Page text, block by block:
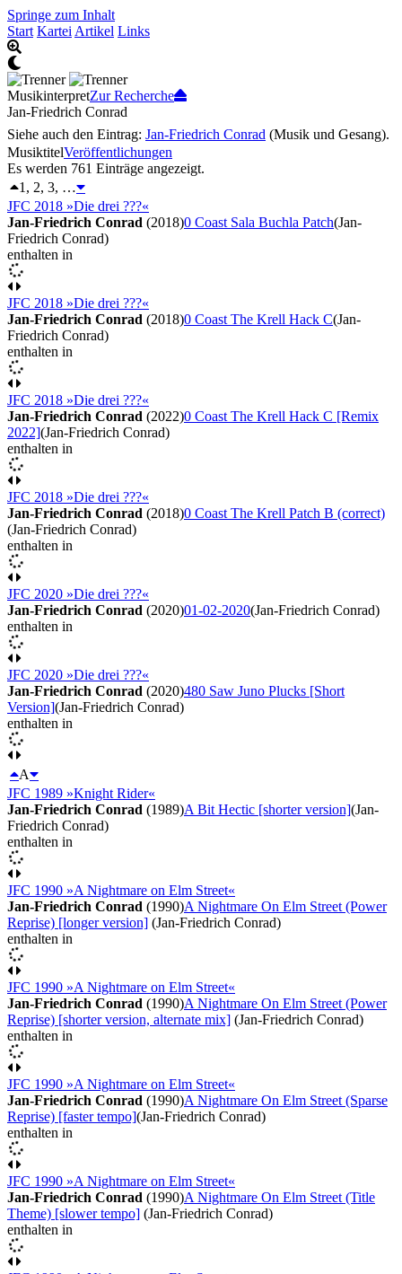
Springe zum Inhalt
Start Kartei Artikel Links
MusikinterpretZur Recherche
Jan-Friedrich Conrad
Siehe auch den Eintrag: Jan-Friedrich Conrad (Musik und Gesang).
MusiktitelVeröffentlichungen
Es werden 761 Einträge angezeigt.
1, 2, 3, …
JFC 2018 »Die drei ???«
Jan-Friedrich Conrad (2018)0 Coast Sala Buchla Patch(Jan-
Friedrich Conrad)
enthalten in
JFC 2018 »Die drei ???«
Jan-Friedrich Conrad (2018)0 Coast The Krell Hack C(Jan-
Friedrich Conrad)
enthalten in
JFC 2018 »Die drei ???«
Jan-Friedrich Conrad (2022)0 Coast The Krell Hack C [Remix
2022](Jan-Friedrich Conrad)
enthalten in
JFC 2018 »Die drei ???«
Jan-Friedrich Conrad (2018)0 Coast The Krell Patch B (correct)
(Jan-Friedrich Conrad)
enthalten in
JFC 2020 »Die drei ???«
Jan-Friedrich Conrad (2020)01-02-2020(Jan-Friedrich Conrad)
enthalten in
JFC 2020 »Die drei ???«
Jan-Friedrich Conrad (2020)480 Saw Juno Plucks [Short
Version](Jan-Friedrich Conrad)
enthalten in
A
JFC 1989 »Knight Rider«
Jan-Friedrich Conrad (1989)A Bit Hectic [shorter version](Jan-
Friedrich Conrad)
enthalten in
JFC 1990 »A Nightmare on Elm Street«
Jan-Friedrich Conrad (1990)A Nightmare On Elm Street (Power
Reprise) [longer version] (Jan-Friedrich Conrad)
enthalten in
JFC 1990 »A Nightmare on Elm Street«
Jan-Friedrich Conrad (1990)A Nightmare On Elm Street (Power
Reprise) [shorter version, alternate mix] (Jan-Friedrich Conrad)
enthalten in
JFC 1990 »A Nightmare on Elm Street«
Jan-Friedrich Conrad (1990)A Nightmare On Elm Street (Sparse
Reprise) [faster tempo](Jan-Friedrich Conrad)
enthalten in
JFC 1990 »A Nightmare on Elm Street«
Jan-Friedrich Conrad (1990)A Nightmare On Elm Street (Title
Theme) [slower tempo] (Jan-Friedrich Conrad)
enthalten in